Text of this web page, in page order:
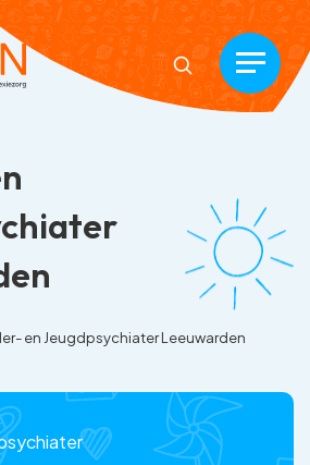
en Jeugdpsychiater Leeuwarden